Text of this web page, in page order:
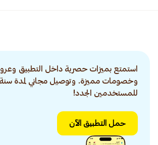
استمتع بميزات حصرية داخل التطبيق
وخصومات مميزة. وتوصيل مجاني لمدة سنة
للمستخدمين الجدد!
حمل التطبيق الآن